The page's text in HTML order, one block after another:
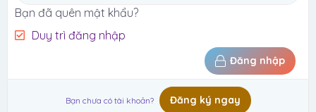
Bạn đã quên mật khẩu?
Duy trì đăng nhập
Đăng nhập
Bạn chưa có tài khoản? Đăng ký ngay